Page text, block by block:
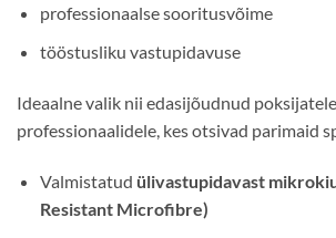
professionaalse sooritusvõime
tööstusliku vastupidavuse
Ideaalne valik nii edasijõudnud
professionaalidele, kes otsivad parimaid
Valmistatud ülivastupidavast
Resistant Microfibre)